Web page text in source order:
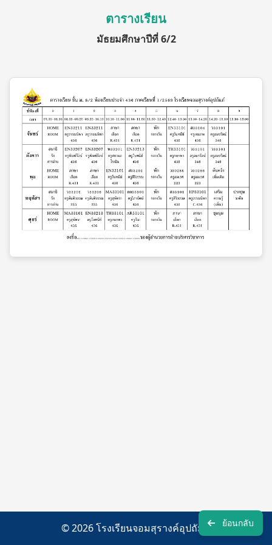
ตารางเรียน
มัธยมศึกษาปีที่ 6/2
ย้อนกลับ
© 2026 โรงเรียนจอมสุรางค์อุปถัมภ์